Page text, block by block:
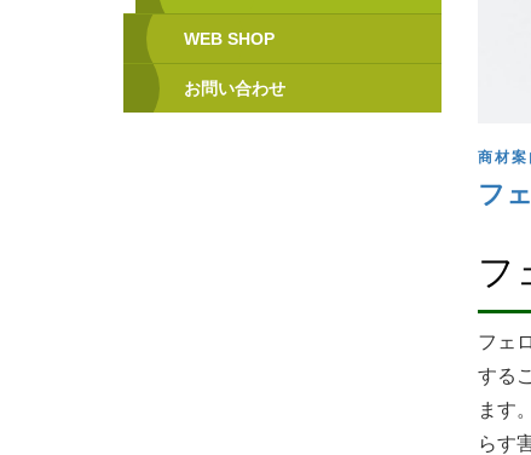
商材案
フ
フ
フェ
する
ます
らす
WEB SHOP
お問い合わせ